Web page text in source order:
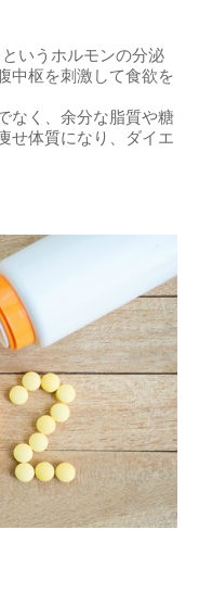
いうホルモンの分泌
中枢を刺激して食欲を
なく、余分な脂質や糖
せ体質になり、ダイエ